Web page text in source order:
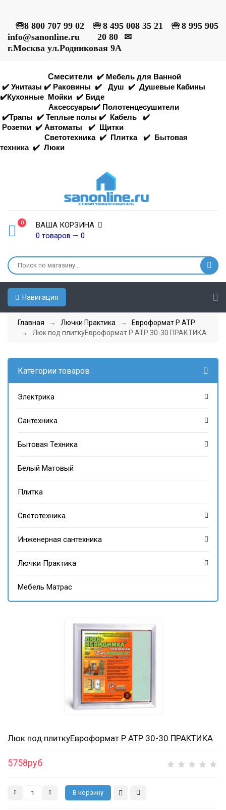
🕾8 800 707 99 02 🕾 8 495 008 35 21 🕾 8 995 905
20 80
✉
info@sanonline.ru
г.Москва ул.Родниковая 9А
Смесители ✔️ Мебель для Ванной
✔️ Унитазы ✔️ Раковины ✔️ Душ ✔️ Душевые Кабины
✔️Кухонные Мойки ✔️ Биде
Аксессуары✔️ Полотенцесушители
✔️Трапы ✔️ Теплые полы ✔️ Кабель
✔️
Розетки ✔️ Автоматы ✔️ Щитки
Светотехника ✔️ Плитка ✔️ Бытовая
техника ✔️ Люки
0
ВАША КОРЗИНА
0 товаров — 0
Навигация
Главная → Лючки Практика →
Евроформат Р АТР
→ Люк под плиткуЕвроформат Р АТР 30-30 ПРАКТИКА
Категории товаров
Электрика
Сантехника
Бытовая Техника
Белый Матовый
Плитка
Светотехника
Инженерная сантехника
Лючки Практика
Мебель Матрас
Люк под плиткуЕвроформат Р АТР 30-30 ПРАКТИКА
5758руб